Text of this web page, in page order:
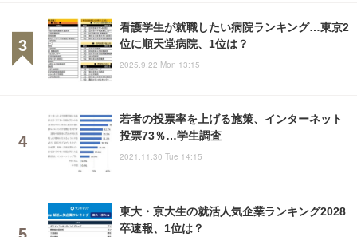
看護学生が就職したい病院ランキング…東京2
位に順天堂病院、1位は？
2025.9.22 Mon 13:15
若者の投票率を上げる施策、インターネット
投票73％…学生調査
2021.11.30 Tue 14:15
東大・京大生の就活人気企業ランキング2028
卒速報、1位は？